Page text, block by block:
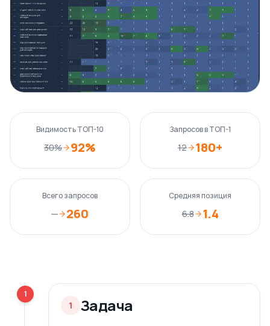
Видимость ТОП-10
30% 92%
Запросов в ТОП-1
12 180+
Всего запросов
— 260
Средняя позиция
6.8 1.4
1
1 Задача